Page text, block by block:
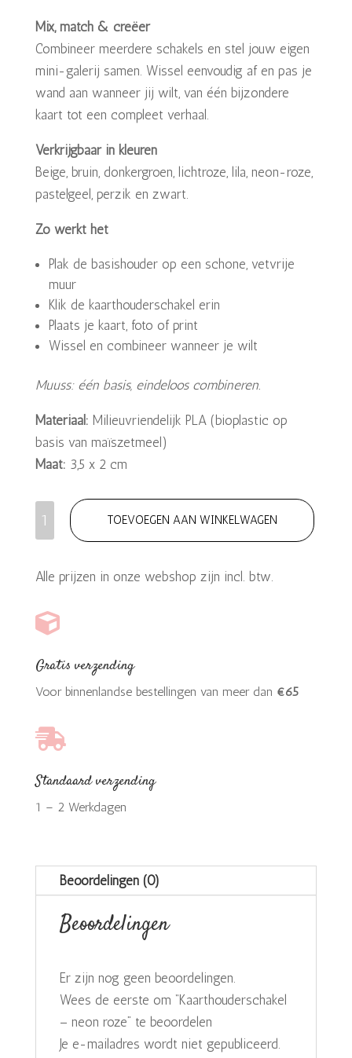
Mix, match & creëer
Combineer meerdere schakels en stel jouw eigen
mini-galerij samen. Wissel eenvoudig af en pas je
wand aan wanneer jij wilt, van één bijzondere
kaart tot een compleet verhaal.
Verkrijgbaar in kleuren
Beige, bruin, donkergroen, lichtroze, lila, neon-roze,
pastelgeel, perzik en zwart.
Zo werkt het
Plak de basishouder op een schone, vetvrije
muur
Klik de kaarthouderschakel erin
Plaats je kaart, foto of print
Wissel en combineer wanneer je wilt
Muuss: één basis, eindeloos combineren.
Materiaal: Milieuvriendelijk PLA (bioplastic op
basis van maïszetmeel)
Maat: 3,5 x 2 cm
Kaarthouderschakel
roze
TOEVOEGEN AAN WINKELWAGEN
Alle prijzen in onze webshop zijn incl. btw.

Gratis verzending
Voor binnenlandse bestellingen van meer dan ‪€‬‪65

Standaard verzending
1 – 2 Werkdagen
Beoordelingen (0)
Beoordelingen
Er zijn nog geen beoordelingen.
Wees de eerste om “Kaarthouderschakel
– neon roze” te beoordelen
Je e-mailadres wordt niet gepubliceerd.